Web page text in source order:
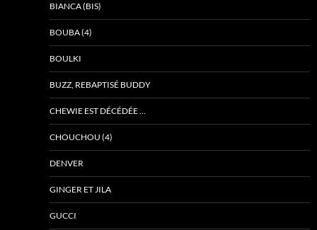
BIANCA (BIS)
BOUBA (4)
BOULKI
BUZZ, REBAPTISÉ BUDDY
CHEWIE EST DÉCÉDÉE …
CHOUCHOU (4)
DENVER
GINGER ET JILA
GUCCI